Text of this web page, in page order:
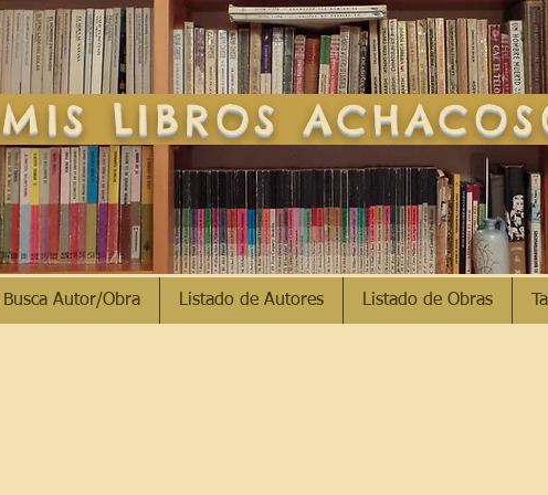
MIS LIBROS
Busca Autor/Obra Listado de Autores Listado de Obras